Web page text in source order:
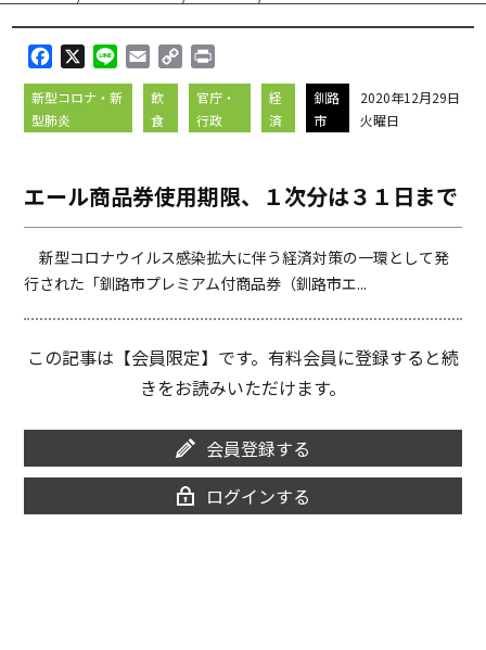
a
c
e
o
k
i
n
e
m
a
i
o
y
n
k
r
i
n
新型コロナ・新
型肺炎
飲
食
官庁・
行政
経
済
釧路
市
2020年12月29日
火曜日
エール商品券使用期限、１次分は３１日まで
新型コロナウイルス感染拡大に伴う経済対策の一環として発
行された「釧路市プレミアム付商品券（釧路市エ...
この記事は【会員限定】です。有料会員に登録すると続
きをお読みいただけます。
会員登録する
ログインする